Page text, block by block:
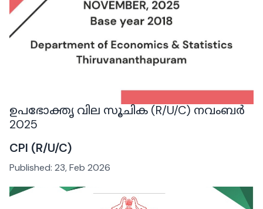
ഉപഭോക്തൃ വില സൂചിക (R/U/C) നവംബർ
2025
CPI (R/U/C)
Published: 23, Feb 2026